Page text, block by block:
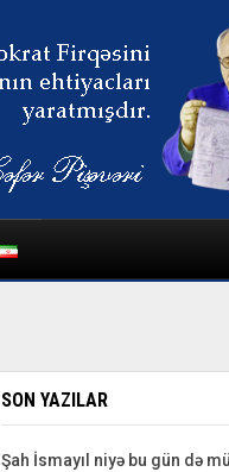
SON YAZILAR
Şah İsmayıl niyə bu gün də